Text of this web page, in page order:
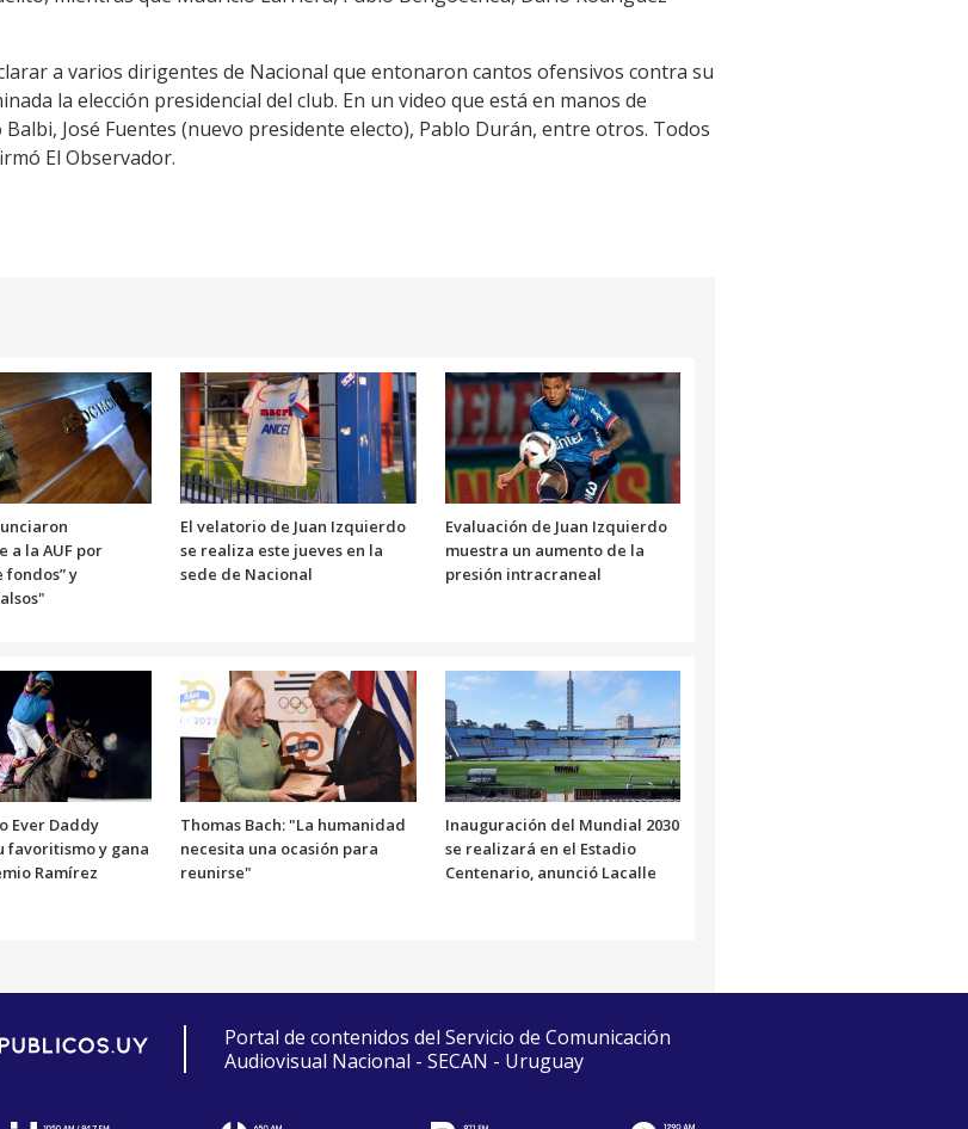
a varios dirigentes de Nacional que entonaron cantos ofensivos contra su
la elección presidencial del club. En un video que está en manos de
José Fuentes (nuevo presidente electo), Pablo Durán, entre otros. Todos
El Observador.
a la AUF por
fondos” y
El velatorio de Juan Izquierdo
se realiza este jueves en la
sede de Nacional
Evaluación de Juan Izquierdo
muestra un aumento de la
presión intracraneal
Ever Daddy
favoritismo y gana
Ramírez
Thomas Bach: "La humanidad
necesita una ocasión para
reunirse"
Inauguración del Mundial 2030
se realizará en el Estadio
Centenario, anunció Lacalle
Portal de contenidos del Servicio de Comunicación
Audiovisual Nacional - SECAN - Uruguay